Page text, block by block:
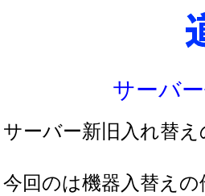
サーバ
サーバー新旧入れ替
今回のは機器入替え